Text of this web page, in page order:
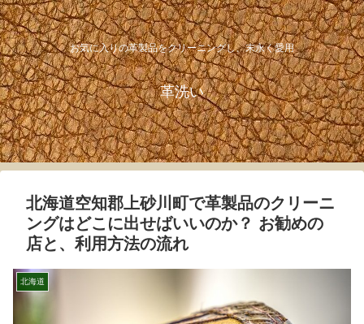
お気に入りの革製品をクリーニングし、末永く愛用
革洗い
北海道空知郡上砂川町で革製品のクリーニ
ングはどこに出せばいいのか？ お勧めの
店と、利用方法の流れ
北海道